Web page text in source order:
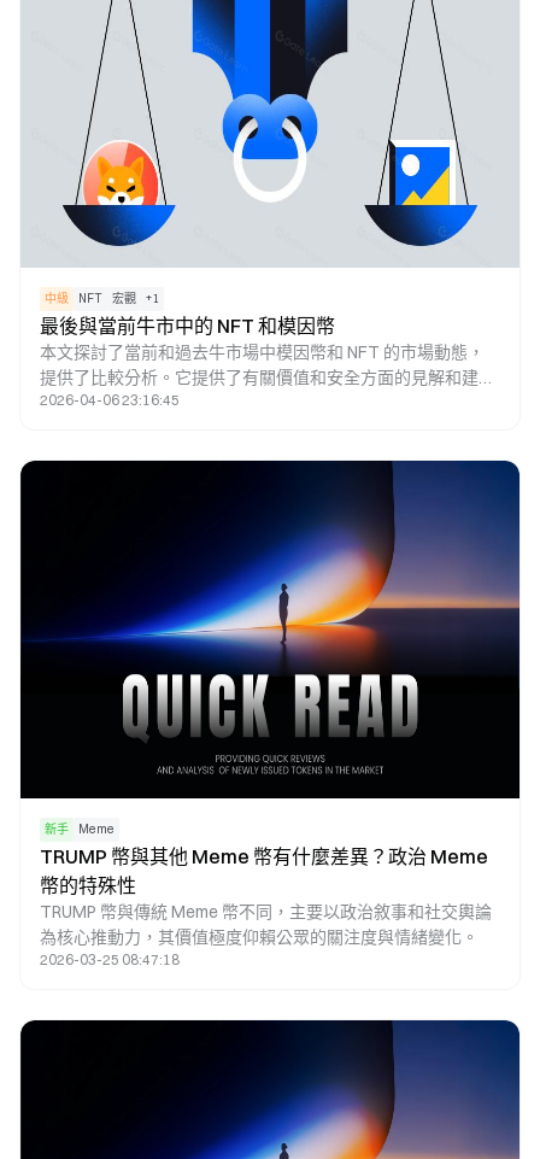
中級 NFT 宏觀 +1
最後與當前牛市中的 NFT 和模因幣
本文探討了當前和過去牛市場中模因幣和 NFT 的市場動態，
提供了比較分析。它提供了有關價值和安全方面的見解和建
議，強調了資產保護與投資的重要性。
2026-04-06 23:16:45
新手 Meme
TRUMP 幣與其他 Meme 幣有什麼差異？政治 Meme
幣的特殊性
TRUMP 幣與傳統 Meme 幣不同，主要以政治敘事和社交輿論
為核心推動力，其價值極度仰賴公眾的關注度與情緒變化。
2026-03-25 08:47:18